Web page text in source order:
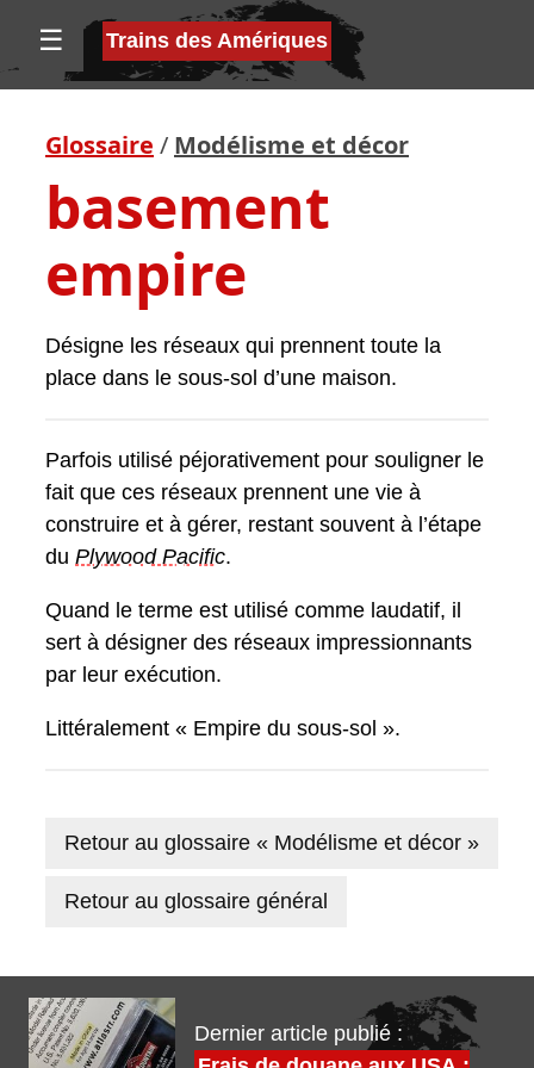
☰ Trains des Amériques
Glossaire / Modélisme et décor
basement
empire
Désigne les réseaux qui prennent toute la
place dans le sous-sol d’une maison.
Parfois utilisé péjorativement pour souligner le
fait que ces réseaux prennent une vie à
construire et à gérer, restant souvent à l’étape
du Plywood Pacific.
Quand le terme est utilisé comme laudatif, il
sert à désigner des réseaux impressionnants
par leur exécution.
Littéralement « Empire du sous-sol ».
Retour au glossaire « Modélisme et décor »
Retour au glossaire général
Dernier article publié :